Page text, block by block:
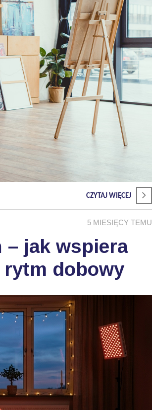
CZYTAJ WIĘCEJ
5 MIESIĘCY TEMU
– jak wspiera
dobowy